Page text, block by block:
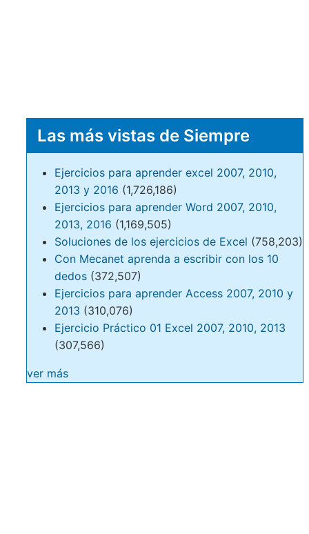
Las más vistas de Siempre
Ejercicios para aprender excel 2007, 2010,
2013 y 2016 (1,726,186)
Ejercicios para aprender Word 2007, 2010,
2013, 2016 (1,169,505)
Soluciones de los ejercicios de Excel (758,203)
Con Mecanet aprenda a escribir con los 10
dedos (372,507)
Ejercicios para aprender Access 2007, 2010 y
2013 (310,076)
Ejercicio Práctico 01 Excel 2007, 2010, 2013
(307,566)
ver más